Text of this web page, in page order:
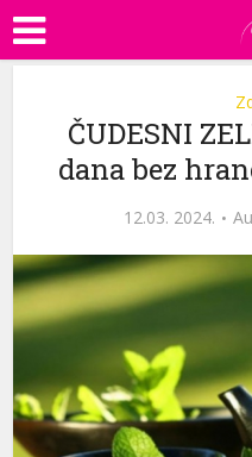
ČUDESNI
dana bez
12.03. 2024.